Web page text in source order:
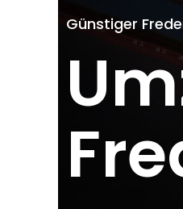
Günstiger